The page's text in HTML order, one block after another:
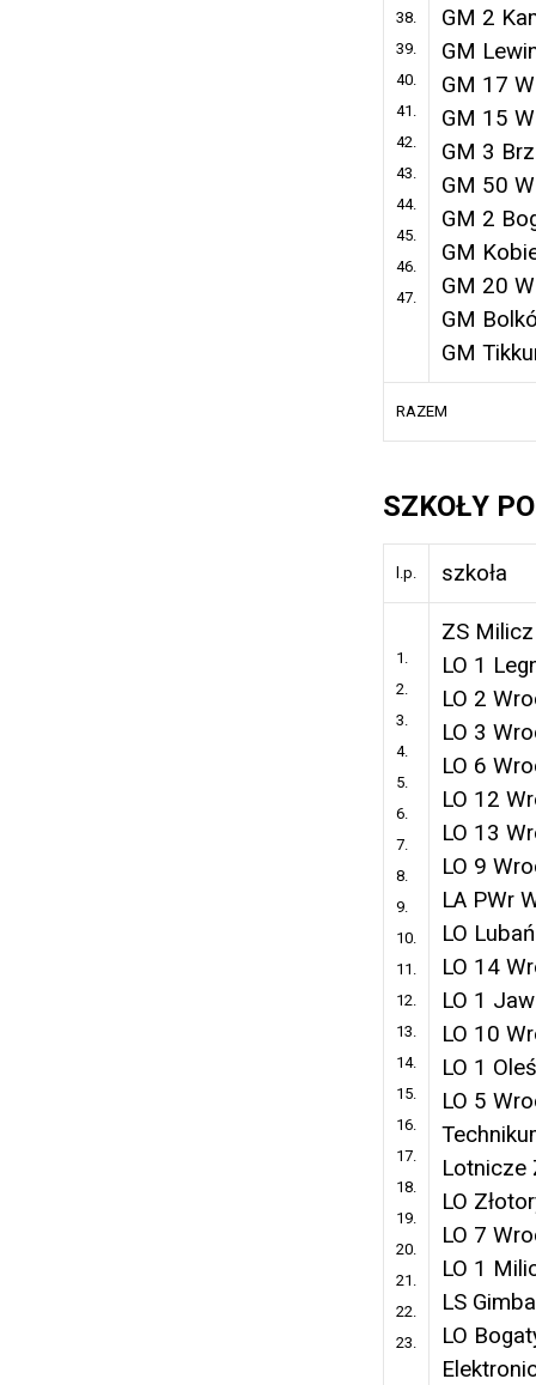
38.
39.
40.
41.
42.
43.
44.
45.
46.
47.
GM 2
GM
GM 17
GM 15
GM 3
GM 50
GM 2
GM
GM 20
GM
GM
RAZEM
SZKOŁY
l.p. szkoła
1.
2.
3.
4.
5.
6.
7.
8.
9.
10.
11.
12.
13.
14.
15.
16.
17.
18.
19.
20.
21.
22.
23.
ZS Milicz
LO 1
LO 2
LO 3
LO 6
LO 12
LO 13
LO 9
LA PWr
LO Lubań
LO 14
LO 1
LO 10
LO 1
LO 5
Lotnicze
LO
LO 7
LO 1
LS
LO